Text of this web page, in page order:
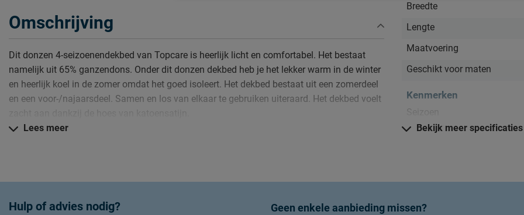
Omschrijving
Dit donzen 4-seizoenendekbed van Topcare is heerlijk licht en comfortabel. Het bestaat
namelijk uit 65% ganzendons. Onder dit donzen dekbed heb je het lekker warm in de winter
en heerlijk koel in de zomer omdat het goed isoleert. Het dekbed bestaat uit een zomerdeel
en een voor-/najaarsdeel. Samen en los van elkaar te gebruiken uiteraard. Het dekbed voelt
Lees meer
Breedte
Lengte
Maatvoering
Geschikt voor maten
Kenmerken
Warmteklasse
Bekijk meer specificaties
Hulp of advies nodig? Geen enkele aanbieding missen?